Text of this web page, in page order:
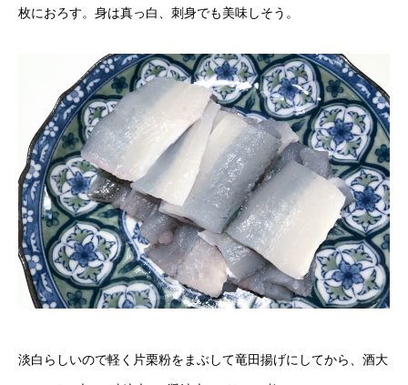
枚におろす。身は真っ白、刺身でも美味しそう。
淡白らしいので軽く片栗粉をまぶして竜田揚げにしてから、酒大